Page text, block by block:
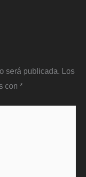
será publicada. Los
con *